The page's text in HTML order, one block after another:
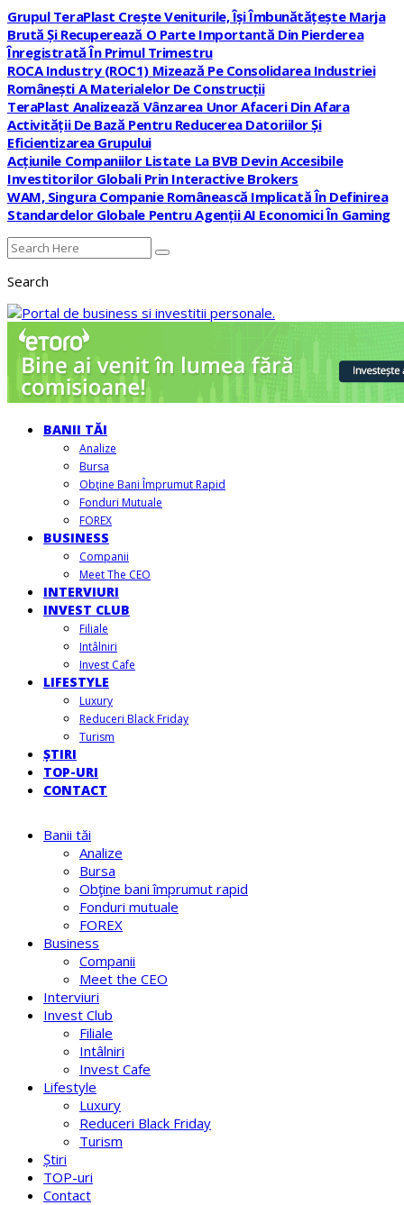
Grupul TeraPlast Crește Veniturile, Își Îmbunătățește Marja
Brută Și Recuperează O Parte Importantă Din Pierderea
Înregistrată În Primul Trimestru
ROCA Industry (ROC1) Mizează Pe Consolidarea Industriei
Românești A Materialelor De Construcții
TeraPlast Analizează Vânzarea Unor Afaceri Din Afara
Activității De Bază Pentru Reducerea Datoriilor Și
Eficientizarea Grupului
Acțiunile Companiilor Listate La BVB Devin Accesibile
Investitorilor Globali Prin Interactive Brokers
WAM, Singura Companie Românească Implicată În Definirea
Standardelor Globale Pentru Agenții AI Economici În Gaming
Search
BANII TĂI
Analize
Bursa
Obţine Bani Împrumut Rapid
Fonduri Mutuale
FOREX
BUSINESS
Companii
Meet The CEO
INTERVIURI
INVEST CLUB
Filiale
Intâlniri
Invest Cafe
LIFESTYLE
Luxury
Reduceri Black Friday
Turism
ȘTIRI
TOP-URI
CONTACT
Banii tăi
Analize
Bursa
Obţine bani împrumut rapid
Fonduri mutuale
FOREX
Business
Companii
Meet the CEO
Interviuri
Invest Club
Filiale
Intâlniri
Invest Cafe
Lifestyle
Luxury
Reduceri Black Friday
Turism
Știri
TOP-uri
Contact